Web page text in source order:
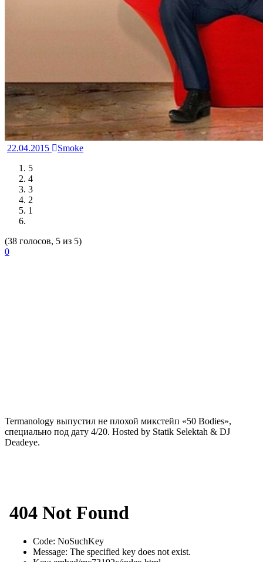
22.04.2015
Smoke
5
4
3
2
1
(38 голосов, 5 из 5)
0
Termanology выпустил не плохой микстейп «50 Bodies»,
специально под дату 4/20. Hosted by Statik Selektah & DJ
Deadeye.